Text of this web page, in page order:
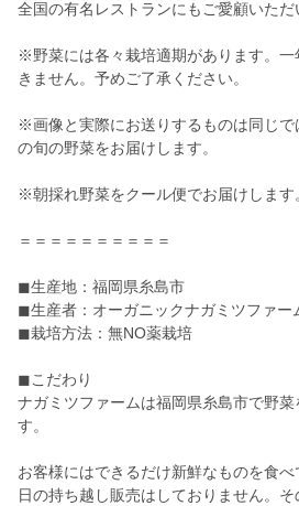
全国の有名レストランにもご愛顧いただ
※野菜には各々栽培適期があります。
きません。予めご了承ください。
※画像と実際にお送りするものは同じで
の旬の野菜をお届けします。
※朝採れ野菜をクール便でお届けします
＝＝＝＝＝＝＝＝＝＝
◼︎生産地：福岡県糸島市
◼︎生産者：オーガニックナガミツファー
◼︎栽培方法：無NO薬栽培
◼︎こだわり
ナガミツファームは福岡県糸島市で野
す。
お客様にはできるだけ新鮮なものを食
日の持ち越し販売はしておりません。